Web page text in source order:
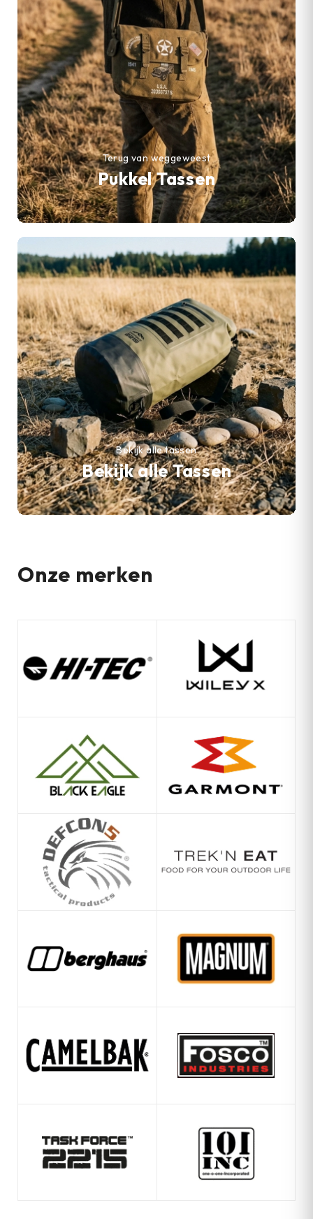
Pukkel Tassen
Terug van weggeweest
Bekijk alle Tassen
Bekijk alle tassen
Onze merken